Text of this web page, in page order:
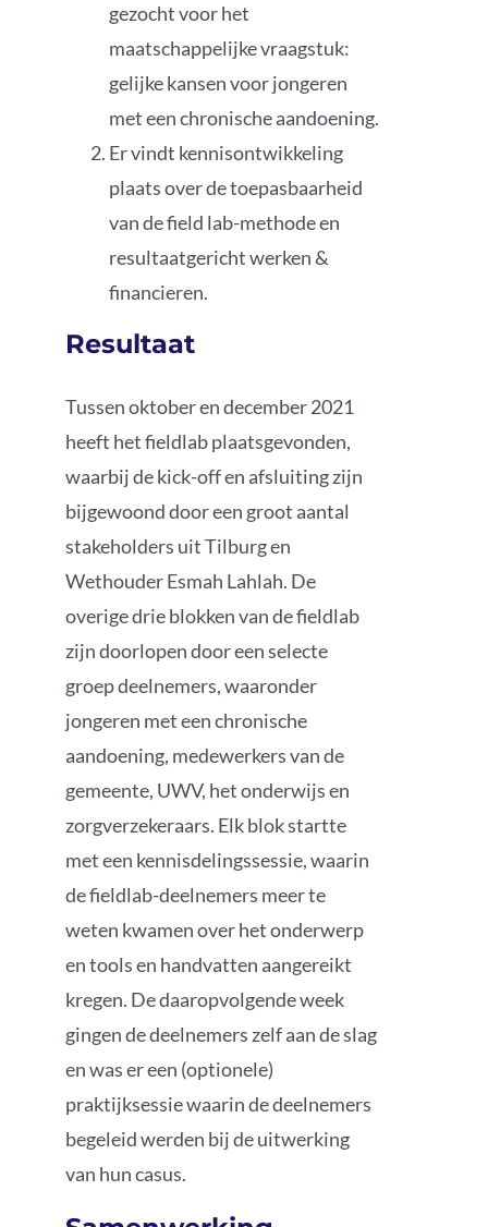
gezocht voor het
maatschappelijke vraagstuk:
gelijke kansen voor jongeren
met een chronische aandoening.
Er vindt kennisontwikkeling
plaats over de toepasbaarheid
van de field lab-methode en
resultaatgericht werken &
financieren.
Resultaat
Tussen oktober en december 2021
heeft het fieldlab plaatsgevonden,
waarbij de kick-off en afsluiting zijn
bijgewoond door een groot aantal
stakeholders uit Tilburg en
Wethouder Esmah Lahlah. De
overige drie blokken van de fieldlab
zijn doorlopen door een selecte
groep deelnemers, waaronder
jongeren met een chronische
aandoening, medewerkers van de
gemeente, UWV, het onderwijs en
zorgverzekeraars. Elk blok startte
met een kennisdelingssessie, waarin
de fieldlab-deelnemers meer te
weten kwamen over het onderwerp
en tools en handvatten aangereikt
kregen. De daaropvolgende week
gingen de deelnemers zelf aan de slag
en was er een (optionele)
praktijksessie waarin de deelnemers
begeleid werden bij de uitwerking
van hun casus.